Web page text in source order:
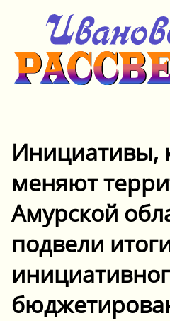
Инициативы,
меняют
Амурской
подвели